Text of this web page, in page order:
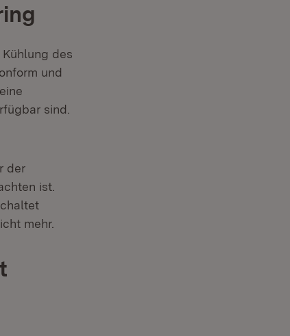
des
und
sind.
der
ist.
mehr.